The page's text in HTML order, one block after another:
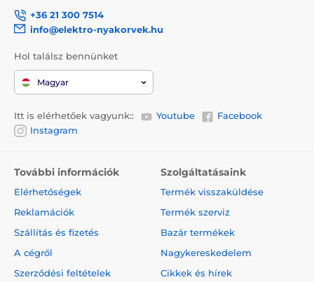
+36 21 300 7514
info@elektro-nyakorvek.hu
Hol találsz bennünket
Magyar
Itt is elérhetőek vagyunk:: Youtube
Facebook
Instagram
További információk
Elérhetőségek
Reklamációk
Szállítás és fizetés
A cégről
Szerződési feltételek
Szolgáltatásaink
Termék visszaküldése
Termék szerviz
Bazár termékek
Nagykereskedelem
Cikkek és hírek